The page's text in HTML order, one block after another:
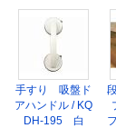
手すり 吸盤ド
アハンドル / KQ
DH-195 白